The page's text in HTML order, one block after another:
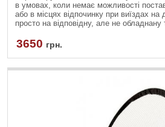
в умовах, коли немає можливості
або в місцях відпочинку при виїздах на
просто на відповідну, але не обладнану
3650 грн.